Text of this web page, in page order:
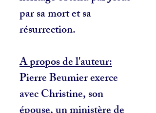
par sa mort et sa
résurrection.
A propos de l'auteur:
Pierre Beumier exerce
avec Christine, son